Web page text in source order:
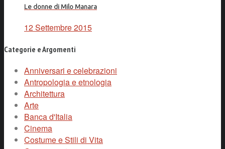
Le donne di Milo Manara
12 Settembre 2015
Categorie e Argomenti
Anniversari e celebrazioni
Antropologia e etnologia
Architettura
Arte
Banca d'Italia
Cinema
Costume e Stili di Vita